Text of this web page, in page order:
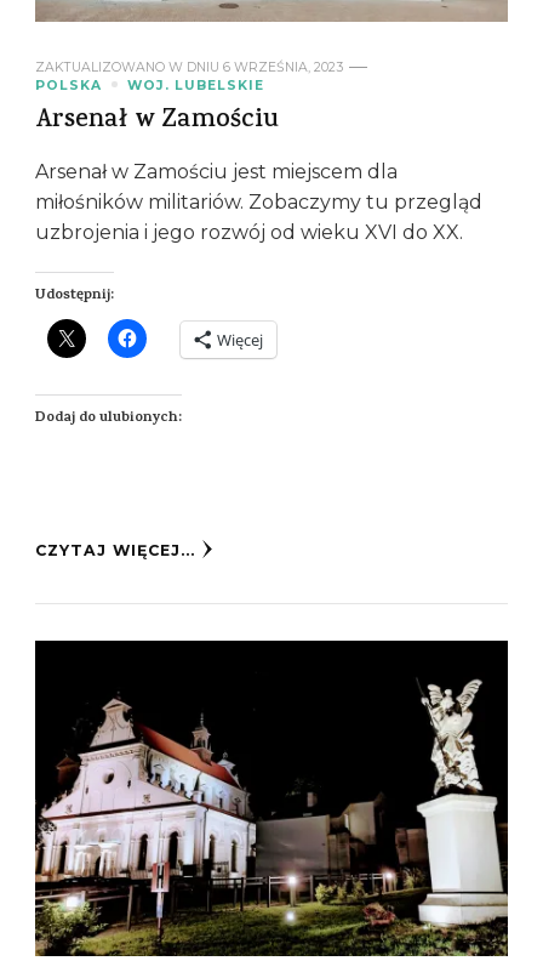
ZAKTUALIZOWANO W DNIU 6 WRZEŚNIA, 2023
POLSKA
WOJ. LUBELSKIE
Arsenał w Zamościu
Arsenał w Zamościu jest miejscem dla
miłośników militariów. Zobaczymy tu przegląd
uzbrojenia i jego rozwój od wieku XVI do XX.
Udostępnij:
Więcej
Dodaj do ulubionych:
CZYTAJ WIĘCEJ...